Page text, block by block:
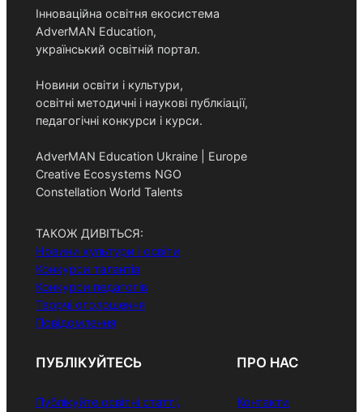
Інноваційна освітня екосистема
AdverMAN Education,
український освітній портал.
Новини освіти і культури,
освітні методичні і наукові публкіації,
педагогічні конкурси і курси.
AdverMAN Education Ukraine | Europe
Creative Ecosystems NGO
Constellation World Talents
ТАКОЖ ДИВІТЬСЯ:
Новини культури і освіти
Конкурси талантів
Конкурси педагогів
Творчі оголошення
Повідомлення
ПУБЛІКУЙТЕСЬ
Публікуйте освітні статті,
ПРО НАС
Контакти